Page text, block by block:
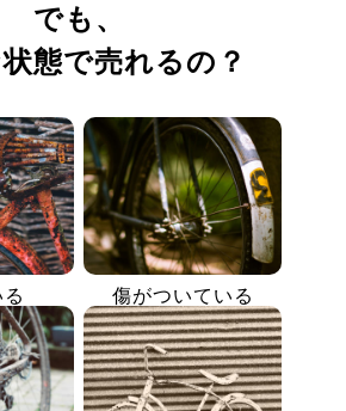
でも、
態で売れるの？
傷がついている